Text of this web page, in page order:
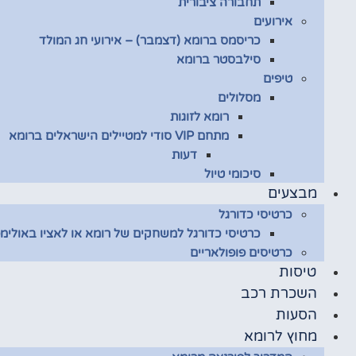
אירועים
כריסמס ברומא (דצמבר) – אירועי חג המולד
סילבסטר ברומא
טיפים
מסלולים
רומא לזוגות
מתחם VIP סודי למטיילים הישראלים ברומא
דעות
סיכומי טיול
מבצעים
כרטיסי כדורגל
כרטיסי כדורגל למשחקים של רומא או לאציו
כרטיסים פופולאריים
טיסות
השכרת רכב
הסעות
מחוץ לרומא